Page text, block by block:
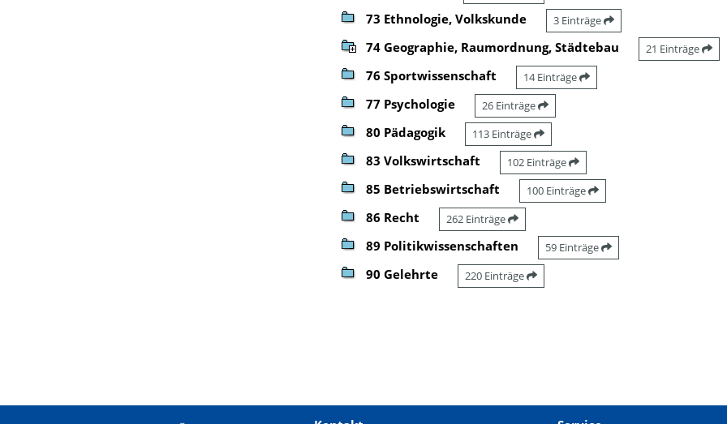
73 Ethnologie, Volkskunde 3 Einträge
74 Geographie, Raumordnung, Städtebau 21 Einträge
76 Sportwissenschaft 14 Einträge
77 Psychologie 26 Einträge
80 Pädagogik 113 Einträge
83 Volkswirtschaft 102 Einträge
85 Betriebswirtschaft 100 Einträge
86 Recht 262 Einträge
89 Politikwissenschaften 59 Einträge
90 Gelehrte 220 Einträge